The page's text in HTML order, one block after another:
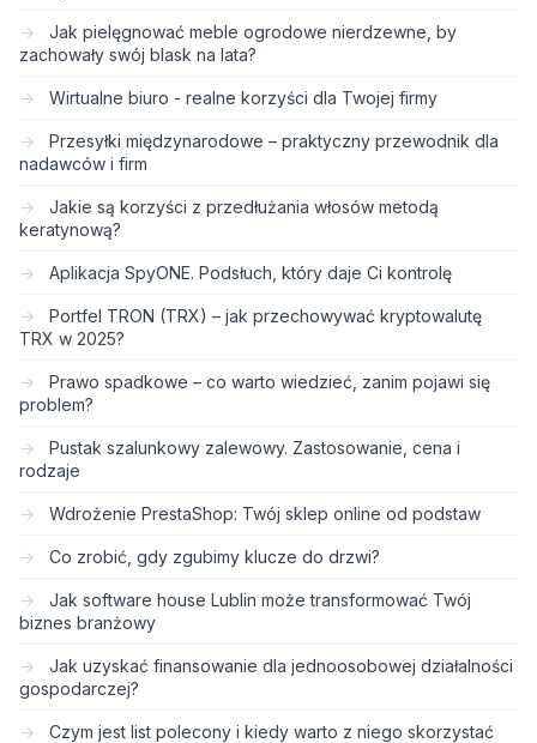
Jak pielęgnować meble ogrodowe nierdzewne, by
zachowały swój blask na lata?
Wirtualne biuro - realne korzyści dla Twojej firmy
Przesyłki międzynarodowe – praktyczny przewodnik dla
nadawców i firm
Jakie są korzyści z przedłużania włosów metodą
keratynową?
Aplikacja SpyONE. Podsłuch, który daje Ci kontrolę
Portfel TRON (TRX) – jak przechowywać kryptowalutę
TRX w 2025?
Prawo spadkowe – co warto wiedzieć, zanim pojawi się
problem?
Pustak szalunkowy zalewowy. Zastosowanie, cena i
rodzaje
Wdrożenie PrestaShop: Twój sklep online od podstaw
Co zrobić, gdy zgubimy klucze do drzwi?
Jak software house Lublin może transformować Twój
biznes branżowy
Jak uzyskać finansowanie dla jednoosobowej działalności
gospodarczej?
Czym jest list polecony i kiedy warto z niego skorzystać